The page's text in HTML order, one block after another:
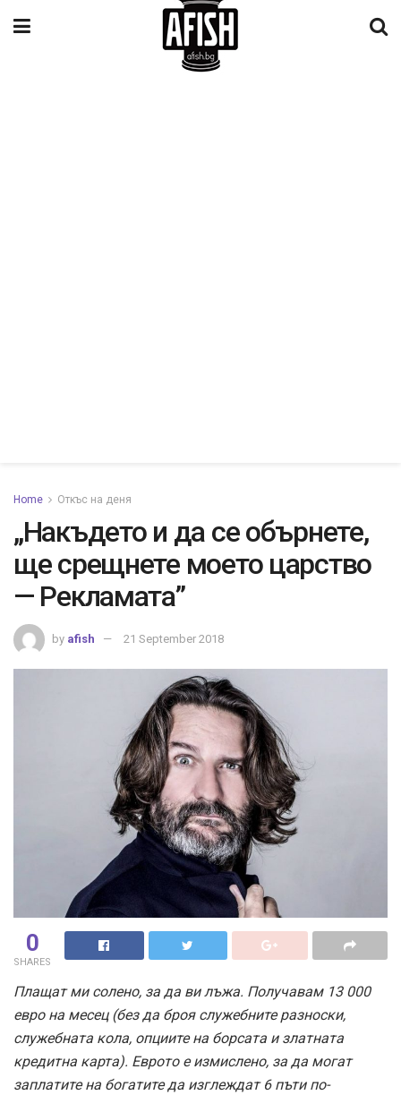
Home Откъс на деня
„Накъдето и да се обърнете,
ще срещнете моето царство
— Рекламата”
by afish 21 September 2018
0
SHARES
Плащат ми солено, за да ви лъжа. Получавам 13 000
евро на месец (без да броя служебните разноски,
служебната кола, опциите на борсата и златната
кредитна карта). Еврото е измислено, за да могат
заплатите на богатите да изглеждат 6 пъти по-